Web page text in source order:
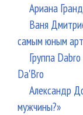
Ариана
Ваня
самым юным
Группа
Da'Bro
Александр
мужчины?»